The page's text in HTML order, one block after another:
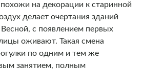
похожи на декорации к старинной
делает очертания зданий
с появлением первых
оживают. Такая смена
по одним и тем же
занятием, полным